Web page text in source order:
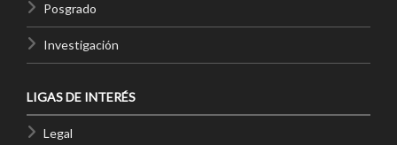
Posgrado
Investigación
LIGAS DE INTERÉS
Legal